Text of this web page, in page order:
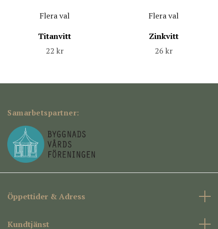
Flera val
Titanvitt
22 kr
Flera val
Zinkvitt
26 kr
Samarbetspartner:
Öppettider & Adress
Kundtjänst